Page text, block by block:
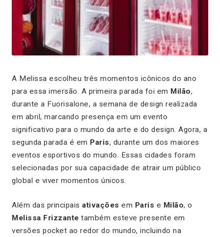
A Melissa escolheu três momentos icônicos do ano
para essa imersão. A primeira parada foi em Milão,
durante a Fuorisalone, a semana de design realizada
em abril, marcando presença em um evento
significativo para o mundo da arte e do design. Agora, a
segunda parada é em Paris, durante um dos maiores
eventos esportivos do mundo. Essas cidades foram
selecionadas por sua capacidade de atrair um público
global e viver momentos únicos.
Além das principais ativações em Paris e Milão, o
Melissa Frizzante também esteve presente em
versões pocket ao redor do mundo, incluindo na